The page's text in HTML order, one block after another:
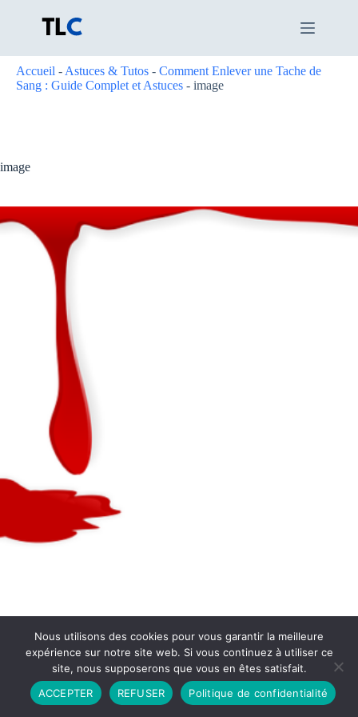
Accueil - Astuces & Tutos - Comment Enlever une Tache de
Sang : Guide Complet et Astuces - image
image
Partenariat Contact
Politique de Confidentialité
CGU
Copyright © 2026 - Propulsé par DIEUDUDIABLE
Nous utilisons des cookies pour vous garantir la meilleure
expérience sur notre site web. Si vous continuez à utiliser ce
site, nous supposerons que vous en êtes satisfait.
ACCEPTER
REFUSER Politique de confidentialité